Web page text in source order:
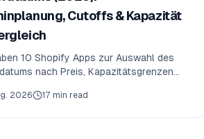
Cutoffs & Kapazität
10 Shopify Apps zur Auswahl des
nach Preis, Kapazitätsgrenzen
weglassen — die serverseitige
2026 17 min read